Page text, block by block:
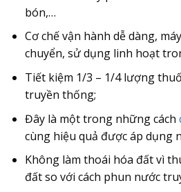
bón,…
Cơ chế vận hành dễ dàng,
chuyển, sử dụng linh hoạt
Tiết kiệm 1/3 – 1/4 lượng
truyền thống;
Đây là một trong những cách
cùng hiệu quả được áp dụng
Không làm thoái hóa đất vì
đất so với cách phun nước